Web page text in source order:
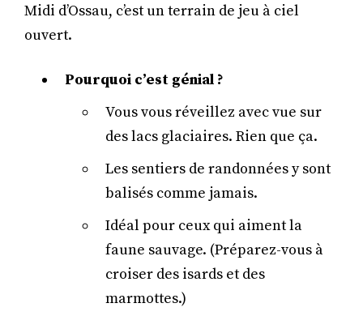
Midi d’Ossau, c’est un terrain de jeu à ciel
ouvert.
Pourquoi c’est génial ?
Vous vous réveillez avec vue sur
des lacs glaciaires. Rien que ça.
Les sentiers de randonnées y sont
balisés comme jamais.
Idéal pour ceux qui aiment la
faune sauvage. (Préparez-vous à
croiser des isards et des
marmottes.)